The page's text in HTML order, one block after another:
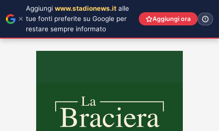
Aggiungi www.stadionews.it alle
tue fonti preferite su Google per
restare sempre informato
Aggiungi ora